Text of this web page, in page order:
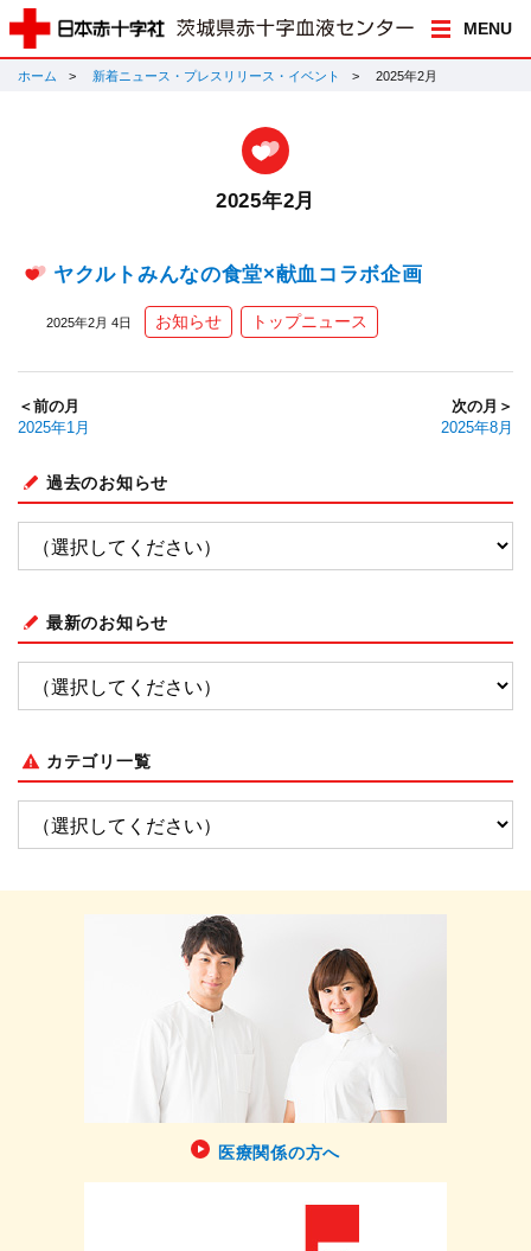
MENU
ホーム 新着ニュース・プレスリリース・イベント 2025年2月
2025年2月
ヤクルトみんなの食堂×献血コラボ企画
2025年2月 4日 お知らせ トップニュース
＜前の月
2025年1月
次の月＞
2025年8月
過去のお知らせ
最新のお知らせ
カテゴリ一覧
医療関係の方へ